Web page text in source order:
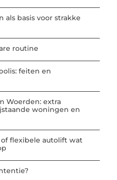
als basis voor strakke
routine
feiten en
Woerden: extra
woningen en
flexibele autolift wat